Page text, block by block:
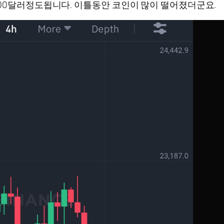
러정도됩니다. 이틀동안 코인이 많이 떨어졌더군요.